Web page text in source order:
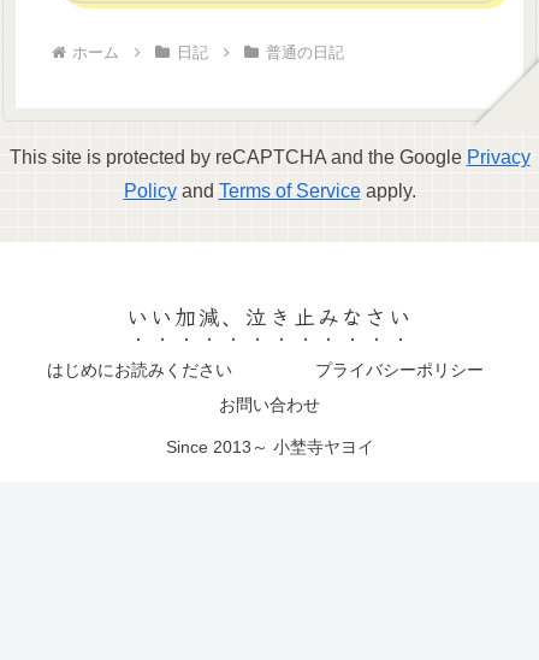
ホーム 日記 普通の日記
This site is protected by reCAPTCHA and the Google Privacy
Policyand Terms of Serviceapply.
いい加減、泣き止みなさい
はじめにお読みください
プライバシーポリシー
お問い合わせ
Since 2013～ 小埜寺ヤヨイ